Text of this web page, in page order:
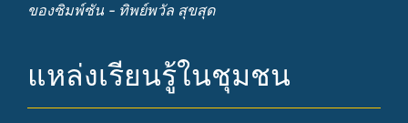
ของซิมพ์ซัน - ทิพย์พวัล สุขสุด
แหล่งเรียนรู้ในชุมชน